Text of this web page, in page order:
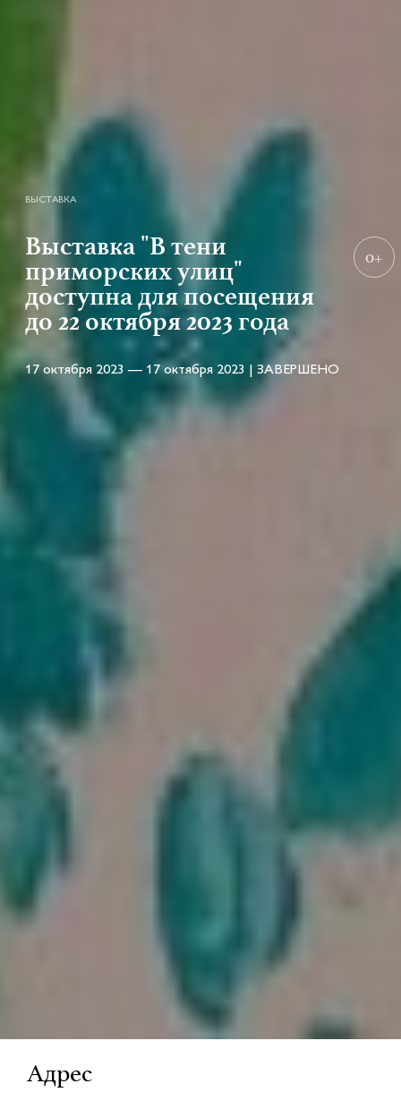
ВЫСТАВКА
Выставка "В тени
приморских улиц"
доступна для посещения
до 22 октября 2023 года
17 октября 2023 — 17 октября 2023 | ЗАВЕРШЕНО
0+
Адрес